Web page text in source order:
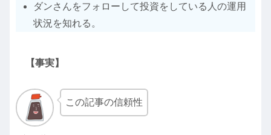
ダンさんをフォローして投資をしている人の運用
状況を知れる。
【事実】
この記事の信頼性